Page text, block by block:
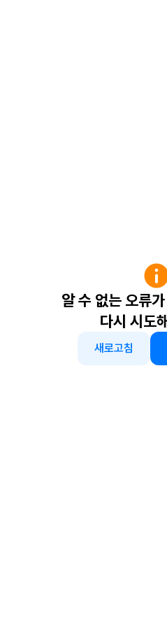
알 수 없는 오류
다시 시도
새로고침